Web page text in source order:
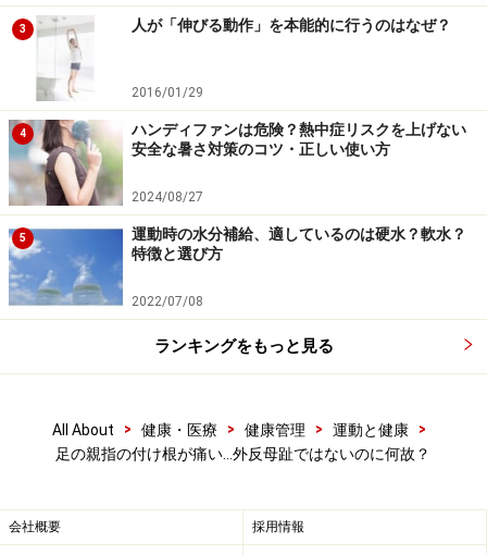
「過伸展」による障害である「第1中足指節関節捻挫」
の場合は、強い痛みと機能障害を引き起こすので、強い
痛みが出た場合は受傷後すぐに病院を受診しましょう。
■強剛母指・制限母指による痛み
母指付け根を足の甲の報告である上側に動かせなくなく
なっているか、動かしづらくなっている状態です。原因
は「骨棘（こっきょく）」という骨にできたトゲや関節
の拘縮、変形など様々あるため、痛みが出る場所もみん
な同じではありません。歩くときの踏み返しで指を反ら
すことができず、そのときに痛みが生じます。ひどくな
ると立っているだけで強い痛みが現れることがありま
親指の動きが悪かったら気づくでしょうと思われるかも
「強剛母指」という名前があまり知られていないこと
や、親指の末節の関節の動きが代償的に大きくなること
3 人が「伸びる動作」を本能的に行うのはなぜ？
2016/01/29
4
ハンディファンは危険？熱中症リスクを上げない
安全な暑さ対策のコツ・正しい使い方
2024/08/27
5
運動時の水分補給、適しているのは硬水？軟水？
特徴と選び方
2022/07/08
ランキングをもっと見る
All About > 健康・医療 > 健康管理 > 運動と健康
>
足の親指の付け根が痛い…外反母趾ではないのに何故？
会社概要 採用情報